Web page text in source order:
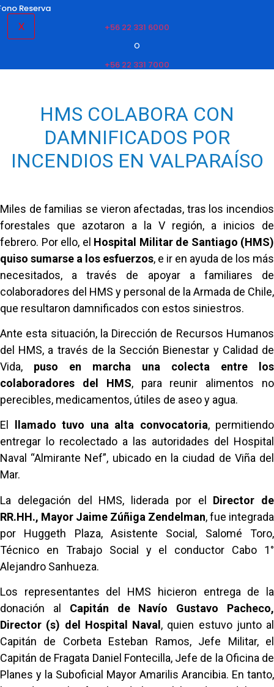
X
Reserva
+56 22 331 6000
O
+56 22 331 7000
HMS COLABORA CON
DAMNIFICADOS POR
INCENDIOS EN VALPARAÍSO
Miles de familias se vieron afectadas, tras los incendios
forestales que azotaron a la V región, a inicios de
febrero. Por ello, el Hospital Militar de Santiago (HMS)
quiso sumarse a los esfuerzos, e ir en ayuda de los más
necesitados, a través de apoyar a familiares de
colaboradores del HMS y personal de la Armada de Chile,
que resultaron damnificados con estos siniestros.
Ante esta situación, la Dirección de Recursos Humanos
del HMS, a través de la Sección Bienestar y Calidad de
Vida, puso en marcha una colecta entre los
colaboradores del HMS, para reunir alimentos no
perecibles, medicamentos, útiles de aseo y agua.
El
llamado tuvo una alta convocatoria, permitiendo
entregar lo recolectado a las autoridades del Hospital
Naval “Almirante Nef”, ubicado en la ciudad de Viña del
Mar.
La delegación del HMS, liderada por el Director de
RR.HH., Mayor Jaime Zúñiga Zendelman, fue integrada
por Huggeth Plaza, Asistente Social, Salomé Toro,
Técnico en Trabajo Social y el conductor Cabo 1°
Alejandro Sanhueza.
Los representantes del HMS hicieron entrega de la
donación al Capitán de Navío Gustavo Pacheco,
Director (s) del Hospital Naval , quien estuvo junto al
Capitán de Corbeta Esteban Ramos, Jefe Militar, el
Capitán de Fragata Daniel Fontecilla, Jefe de la Oficina de
Planes y la Suboficial Mayor Amarilis Arancibia. En tanto,